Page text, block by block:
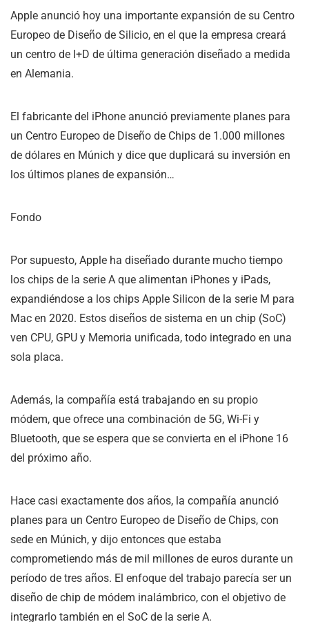
Apple anunció hoy una importante expansión de su Centro
Europeo de Diseño de Silicio, en el que la empresa creará
un centro de I+D de última generación diseñado a medida
en Alemania.
El fabricante del iPhone anunció previamente planes para
un Centro Europeo de Diseño de Chips de 1.000 millones
de dólares en Múnich y dice que duplicará su inversión en
los últimos planes de expansión…
Fondo
Por supuesto, Apple ha diseñado durante mucho tiempo
los chips de la serie A que alimentan iPhones y iPads,
expandiéndose a los chips Apple Silicon de la serie M para
Mac en 2020. Estos diseños de sistema en un chip (SoC)
ven CPU, GPU y Memoria unificada, todo integrado en una
sola placa.
Además, la compañía está trabajando en su propio
módem, que ofrece una combinación de 5G, Wi-Fi y
Bluetooth, que se espera que se convierta en el iPhone 16
del próximo año.
Hace casi exactamente dos años, la compañía anunció
planes para un Centro Europeo de Diseño de Chips, con
sede en Múnich, y dijo entonces que estaba
comprometiendo más de mil millones de euros durante un
período de tres años. El enfoque del trabajo parecía ser un
diseño de chip de módem inalámbrico, con el objetivo de
integrarlo también en el SoC de la serie A.